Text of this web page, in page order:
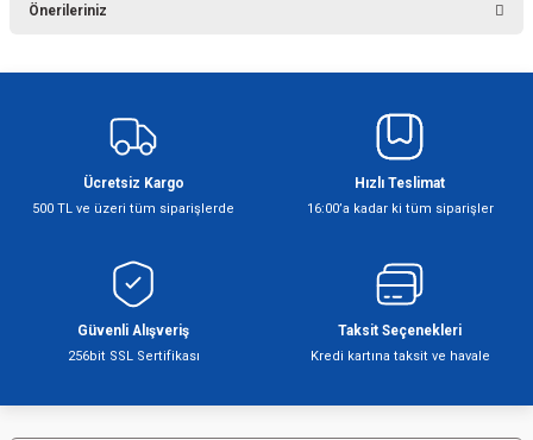
Önerileriniz
Görüş ve önerileriniz için teşekkür ederiz.
Ürün resmi kalitesiz, bozuk veya görüntülenemiyor.
Ürün bilgilerinde hatalar bulunuyor.
Ürün fiyatı diğer sitelerden daha pahalı.
Bu ürüne benzer farklı alternatifler olmalı.
Ücretsiz Kargo
500 TL ve üzeri tüm siparişlerde
Hızlı Teslimat
16:00’a kadar ki tüm siparişler
Güvenli Alışveriş
256bit SSL Sertifikası
Taksit Seçenekleri
Kredi kartına taksit ve havale